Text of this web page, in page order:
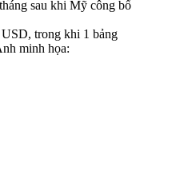
trong khi 1 bảng
minh họa: